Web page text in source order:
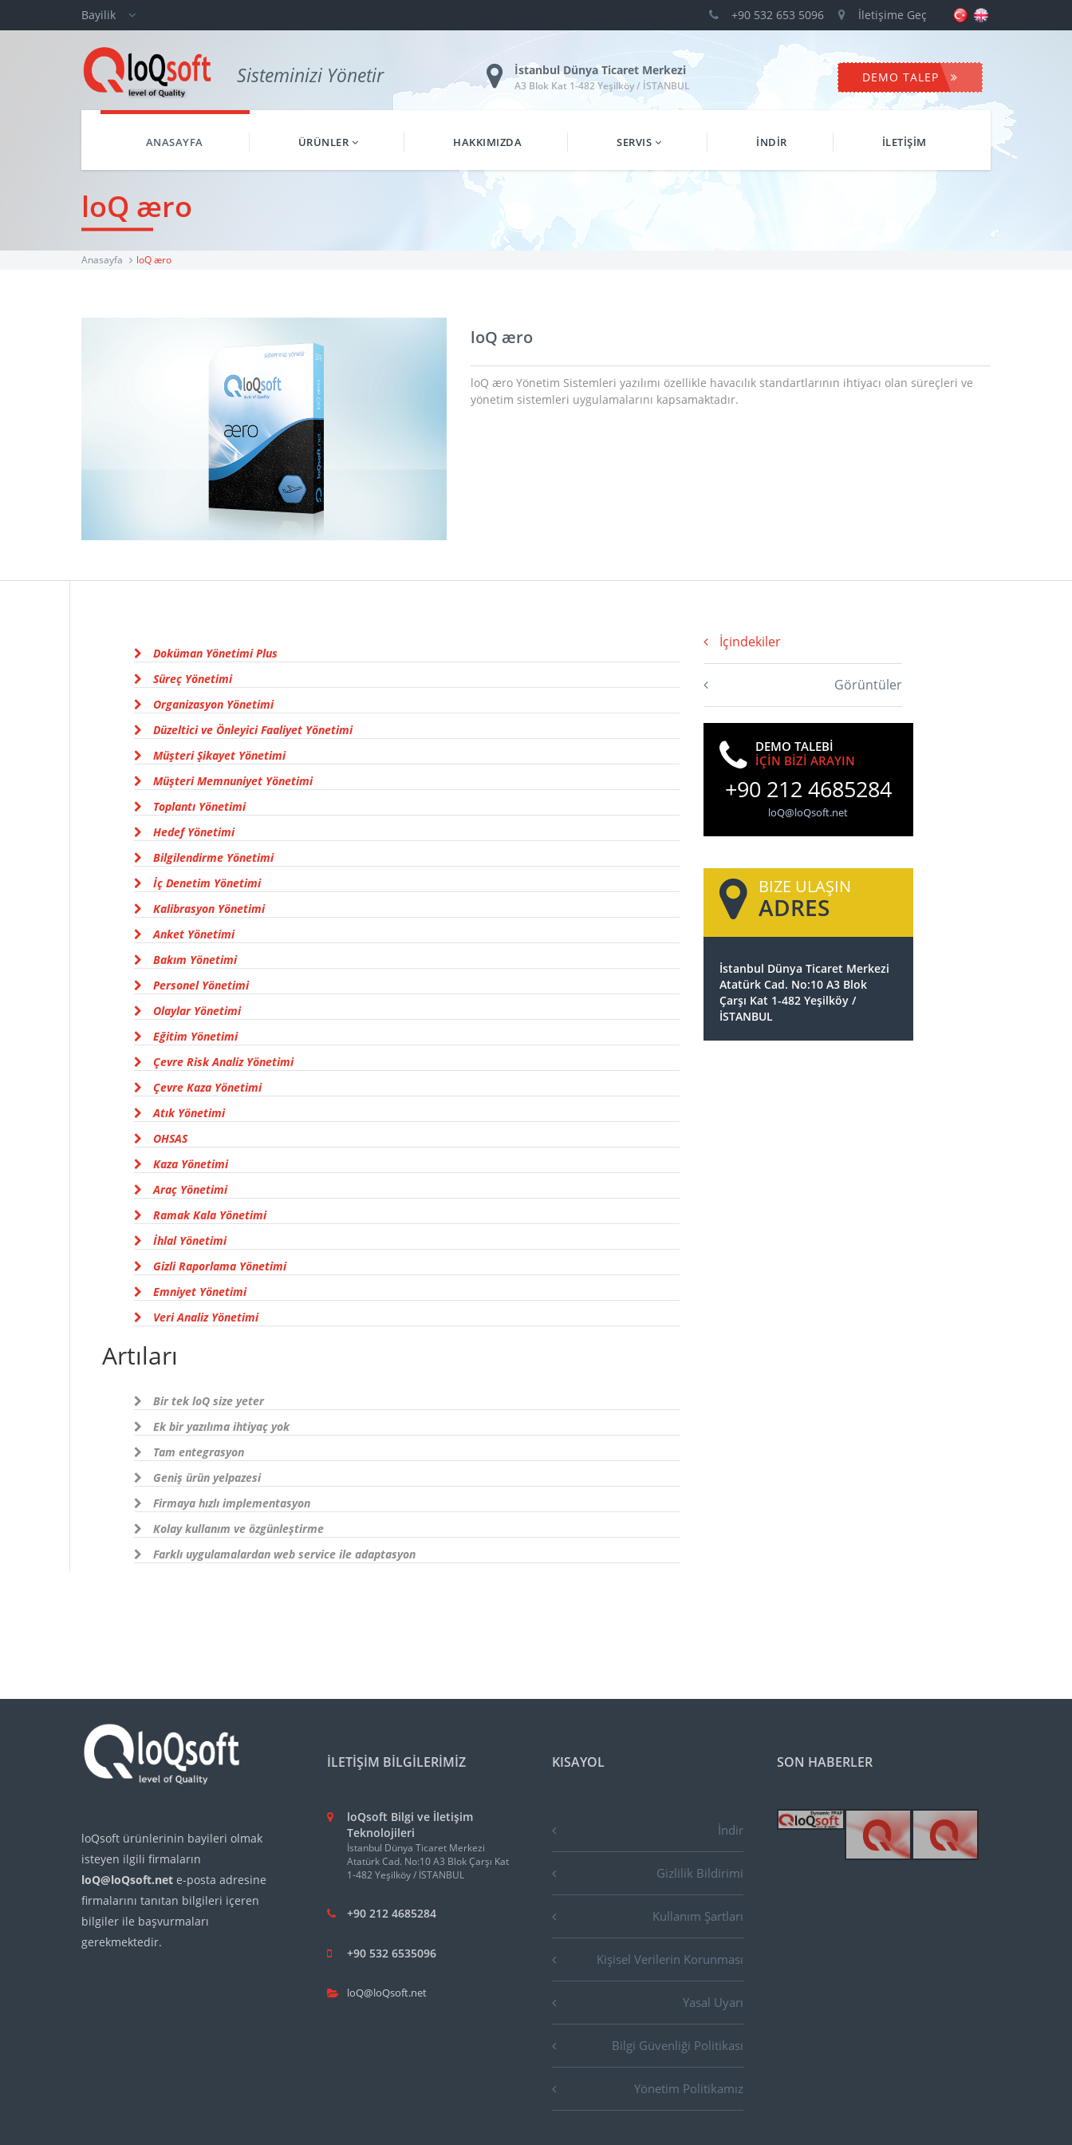
Bayilik +90 532 653 5096 İletişime Geç
Sisteminizi Yönetir İstanbul Dünya Ticaret Merkezi
A3 Blok Kat 1-482 Yeşilköy / İSTANBUL
DEMO TALEP
ANASAYFA ÜRÜNLER HAKKIMIZDA SERVIS İNDİR İLETİŞİM
loQ æro
Anasayfa loQ æro
loQ æro
loQ æro Yönetim Sistemleri yazılımı özellikle havacılık standartlarının ihtiyacı olan süreçleri ve
yönetim sistemleri uygulamalarını kapsamaktadır.
Doküman Yönetimi Plus
Süreç Yönetimi
Organizasyon Yönetimi
Düzeltici ve Önleyici Faaliyet Yönetimi
Müşteri Şikayet Yönetimi
Müşteri Memnuniyet Yönetimi
Toplantı Yönetimi
Hedef Yönetimi
Bilgilendirme Yönetimi
İç Denetim Yönetimi
Kalibrasyon Yönetimi
Anket Yönetimi
Bakım Yönetimi
Personel Yönetimi
Olaylar Yönetimi
Eğitim Yönetimi
Çevre Risk Analiz Yönetimi
Çevre Kaza Yönetimi
Atık Yönetimi
OHSAS
Kaza Yönetimi
Araç Yönetimi
Ramak Kala Yönetimi
İhlal Yönetimi
Gizli Raporlama Yönetimi
Emniyet Yönetimi
Veri Analiz Yönetimi
Artıları
Bir tek loQ size yeter
Ek bir yazılıma ihtiyaç yok
Tam entegrasyon
Geniş ürün yelpazesi
Firmaya hızlı implementasyon
Kolay kullanım ve özgünleştirme
Farklı uygulamalardan web service ile adaptasyon
İçindekiler
Görüntüler
DEMO TALEBİ
İÇİN BİZİ ARAYIN
+90 212 4685284
loQ@loQsoft.net
BIZE ULAŞIN
ADRES
İstanbul Dünya Ticaret Merkezi
Atatürk Cad. No:10 A3 Blok
Çarşı Kat 1-482 Yeşilköy /
İSTANBUL
loQsoft ürünlerinin bayileri olmak
isteyen ilgili firmaların
loQ@loQsoft.net e-posta adresine
firmalarını tanıtan bilgileri içeren
bilgiler ile başvurmaları
gerekmektedir.
İLETİŞİM BİLGİLERİMİZ
loQsoft Bilgi ve İletişim
Teknolojileri
İstanbul Dünya Ticaret Merkezi
Atatürk Cad. No:10 A3 Blok Çarşı Kat
1-482 Yeşilköy / İSTANBUL
+90 212 4685284
+90 532 6535096
loQ@loQsoft.net
KISAYOL
İndir
Gizlilik Bildirimi
Kullanım Şartları
Kişisel Verilerin Korunması
Yasal Uyarı
Bilgi Güvenliği Politikası
Yönetim Politikamız
SON HABERLER